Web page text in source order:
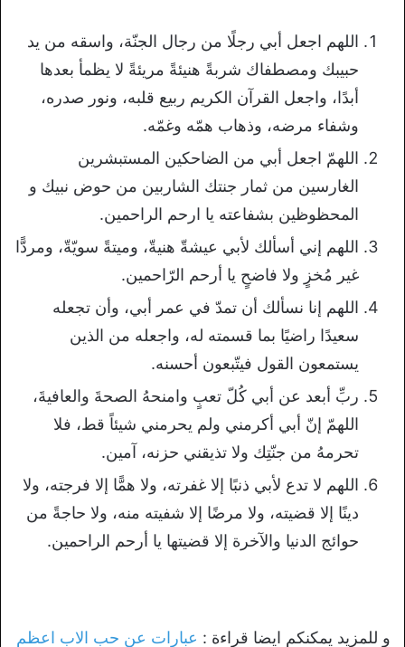
اللهم اجعل أبي رجلًا من رجال الجنّة، واسقه من يد
حبيبك ومصطفاك شربةً هنيئةً مريئةً لا يظمأ بعدها
أبدًا، واجعل القرآن الكريم ربيع قلبه، ونور صدره،
وشفاء مرضه، وذهاب همّه وغمّه.
اللهمّ اجعل أبي من الضاحكين المستبشرين
الغارسين من ثمار جنتك الشاربين من حوض نبيك و
المحظوظين بشفاعته يا ارحم الراحمين.
اللهم إني أسألك لأبي عيشةّ هنيةّ، وميتةً سويّةّ، ومردًّا
غير مُخزٍ ولا فاضحٍ يا أرحم الرّاحمين.
اللهم إنا نسألك أن تمدّ في عمر أبي، وأن تجعله
سعيدًا راضيًا بما قسمته له، واجعله من الذين
يستمعون القول فيتّبعون أحسنه.
ربِّ أبعد عن أبي كُلّ تعبٍ وامنحهُ الصحةَ والعافيةَ،
اللهمّ إنّ أبي أكرمني ولم يحرمني شيئاً قط، فلا
تحرمهُ من جنّتِك ولا تذيقني حزنه، آمين.
اللهم لا تدع لأبي ذنبًا إلا غفرته، ولا همًّا إلا فرجته، ولا
دينًا إلا قضيته، ولا مرضًا إلا شفيته منه، ولا حاجةً من
حوائج الدنيا والآخرة إلا قضيتها يا أرحم الراحمين.
و للمزيد يمكنكم ايضا قراءة : عبارات عن حب الاب اعظم